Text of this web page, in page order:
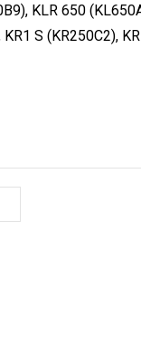
KLR 650
S (KR250C2),